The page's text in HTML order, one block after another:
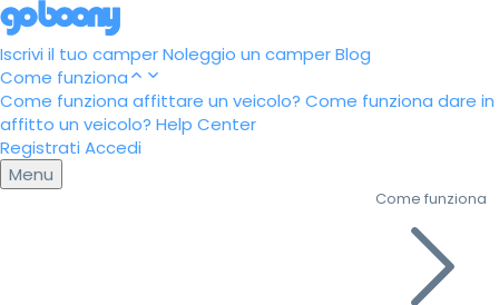
Iscrivi il tuo camperNoleggio un camperBlog
Come funziona
Come funziona affittare un veicolo? Come funziona dare in
affitto un veicolo? Help Center
Registrati Accedi
Menu
Come funziona